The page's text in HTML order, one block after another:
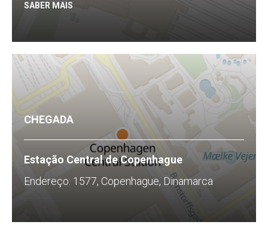
SABER MAIS
CHEGADA
Estação Central de Copenhague
Endereço: 1577, Copenhague, Dinamarca